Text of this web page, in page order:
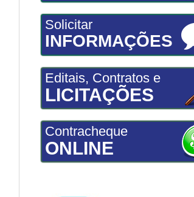
Solicitar
INFORMAÇÕES
Editais, Contratos e
LICITAÇÕES
Contracheque
ONLINE